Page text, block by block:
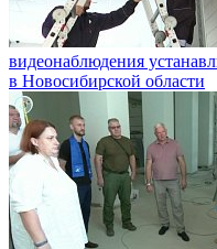
видеонаблюдения
в Новосибирской области